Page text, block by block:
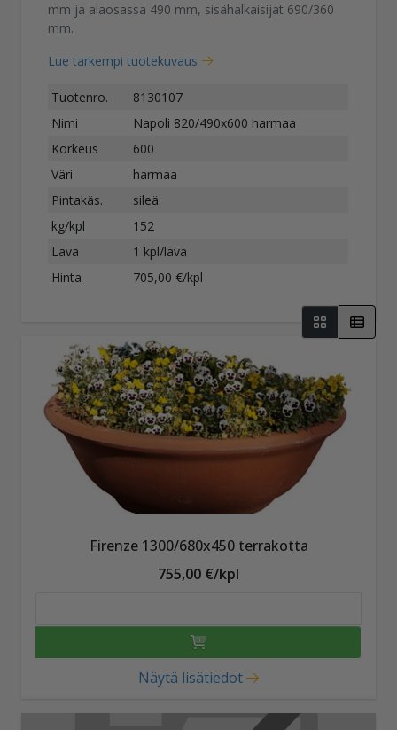
mm ja alaosassa 490 mm, sisähalkaisijat 690/360
mm.
Lue tarkempi tuotekuvaus
Tuotenro.
8130107
Nimi
Napoli 820/490x600 harmaa
Korkeus
600
Väri
harmaa
Pintakäs.
sileä
kg/kpl
152
Lava
1 kpl/lava
Hinta
705,00 €/kpl
Firenze 1300/680x450 terrakotta
755,00 €/kpl
Näytä lisätiedot